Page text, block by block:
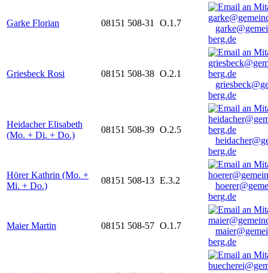
Garke Florian 08151 508-31 O.1.7
berg.de
Griesbeck Rosi 08151 508-38 O.2.1
berg.de
Heidacher Elisabeth
(Mo. + Di. + Do.)
08151 508-39 O.2.5
berg.de
Hörer Kathrin (Mo. +
Mi. + Do.)
08151 508-13 E.3.2
berg.de
Maier Martin 08151 508-57 O.1.7
berg.de